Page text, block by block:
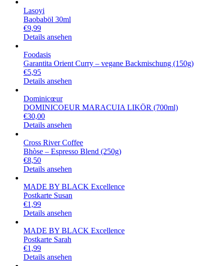
Lasoyi
Baobaböl 30ml
€9,99
Details ansehen
Foodasis
Garantita Orient Curry – vegane Backmischung (150g)
€5,95
Details ansehen
Dominicœur
DOMINICOEUR MARACUIA LIKÖR (700ml)
€30,00
Details ansehen
Cross River Coffee
Bhòse – Espresso Blend (250g)
€8,50
Details ansehen
MADE BY BLACK Excellence
Postkarte Susan
€1,99
Details ansehen
MADE BY BLACK Excellence
Postkarte Sarah
€1,99
Details ansehen